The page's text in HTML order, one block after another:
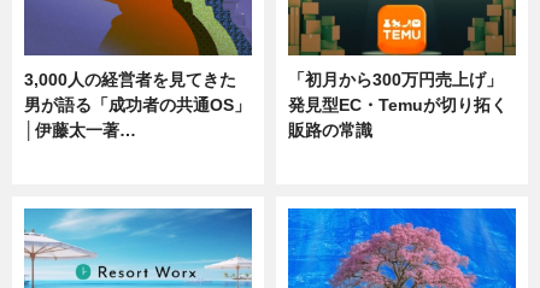
3,000人の経営者を見てきた
男が語る「成功者の共通OS」
│伊藤太一著…
「初月から300万円売上げ」
発見型EC・Temuが切り拓く
販路の常識